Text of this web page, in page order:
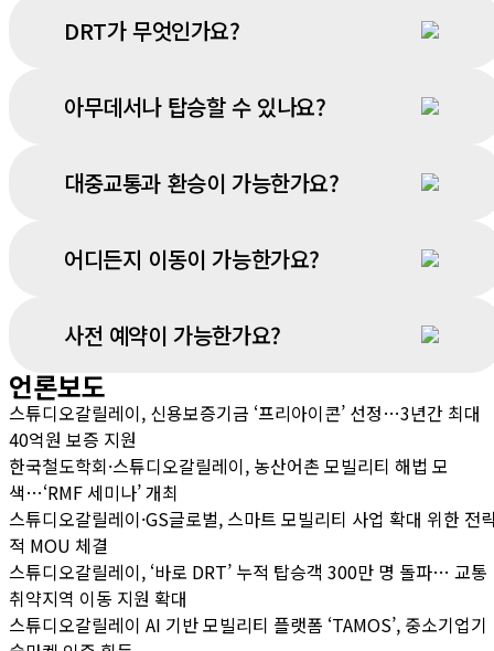
DRT가 무엇인가요?
아무데서나 탑승할 수 있나요?
대중교통과 환승이 가능한가요?
어디든지 이동이 가능한가요?
사전 예약이 가능한가요?
언론보도
스튜디오갈릴레이, 신용보증기금 ‘프리아이콘’ 선정…3년간 최대
40억원 보증 지원
한국철도학회·스튜디오갈릴레이, 농산어촌 모빌리티 해법 모
색…‘RMF 세미나’ 개최
스튜디오갈릴레이·GS글로벌, 스마트 모빌리티 사업 확대 위한 전
적 MOU 체결
스튜디오갈릴레이, ‘바로 DRT’ 누적 탑승객 300만 명 돌파… 교통
취약지역 이동 지원 확대
스튜디오갈릴레이 AI 기반 모빌리티 플랫폼 ‘TAMOS’, 중소기업기